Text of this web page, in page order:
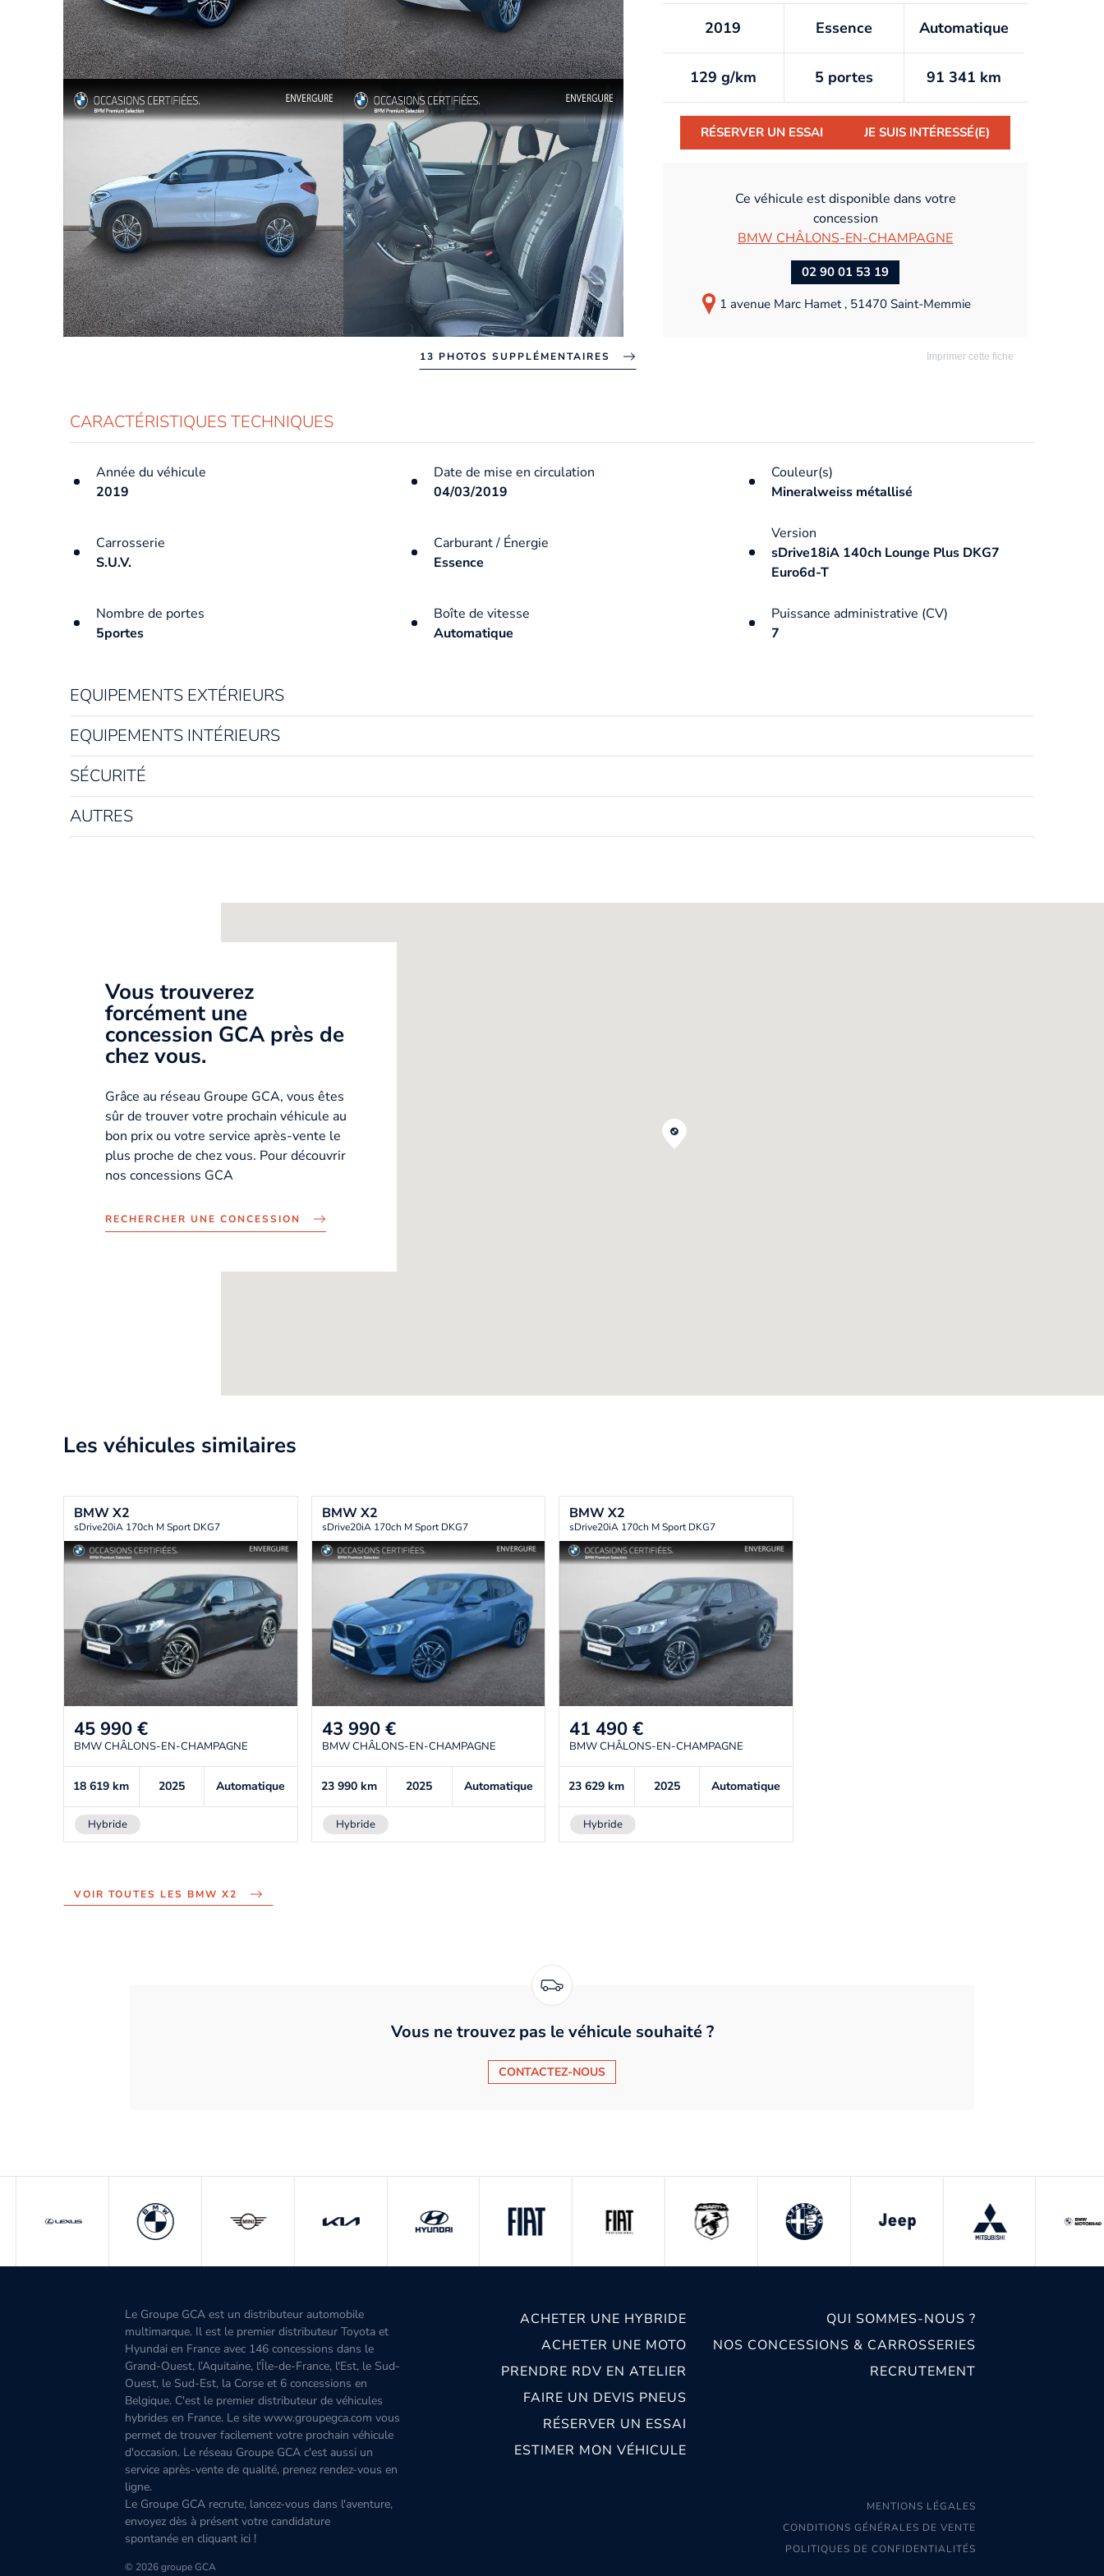
13 PHOTOS SUPPLÉMENTAIRES
2019 Essence Automatique
129 g/km 5 portes 91 341 km
RÉSERVER UN ESSAI JE SUIS INTÉRESSÉ(E)
Ce véhicule est disponible dans votre
concession
BMW CHÂLONS-EN-CHAMPAGNE
02 90 01 53 19
1 avenue Marc Hamet , 51470 Saint-Memmie
Imprimer cette fiche
CARACTÉRISTIQUES TECHNIQUES
Année du véhicule
2019
Date de mise en circulation
04/03/2019
Couleur(s)
Mineralweiss métallisé
Carrosserie
S.U.V.
Carburant / Énergie
Essence
Version
sDrive18iA 140ch Lounge Plus DKG7
Euro6d-T
Nombre de portes
5portes
Boîte de vitesse
Automatique
Puissance administrative (CV)
7
EQUIPEMENTS EXTÉRIEURS
EQUIPEMENTS INTÉRIEURS
SÉCURITÉ
AUTRES
Vous trouverez
forcément une
concession GCA près de
chez vous.
Grâce au réseau Groupe GCA, vous êtes
sûr de trouver votre prochain véhicule au
bon prix ou votre service après-vente le
plus proche de chez vous. Pour découvrir
nos concessions GCA
RECHERCHER UNE CONCESSION
Les véhicules similaires
BMWX2
sDrive20iA 170ch M Sport DKG7
45 990 €
BMW CHÂLONS-EN-CHAMPAGNE
18 619km 2025 Automatique
Hybride
BMWX2
sDrive20iA 170ch M Sport DKG7
43 990 €
BMW CHÂLONS-EN-CHAMPAGNE
23 990 km 2025 Automatique
Hybride
BMWX2
sDrive20iA 170ch M Sport DKG7
41 490 €
BMW CHÂLONS-EN-CHAMPAGNE
23 629km 2025 Automatique
Hybride
VOIR TOUTES LES BMW X2
Vous ne trouvez pas le véhicule souhaité ?
CONTACTEZ-NOUS
Le Groupe GCA est un distributeur automobile
multimarque. Il est le premier distributeur Toyota et
Hyundai en France avec 146 concessions dans le
Grand-Ouest, l’Aquitaine, l'Île-de-France, l'Est, le Sud-
Ouest, le Sud-Est, la Corse et 6 concessions en
Belgique. C'est le premier distributeur de véhicules
hybrides en France. Le site www.groupegca.com vous
permet de trouver facilement votre prochain véhicule
d'occasion. Le réseau Groupe GCA c'est aussi un
service après-vente de qualité, prenez rendez-vous en
ligne.
Le Groupe GCA recrute, lancez-vous dans l'aventure,
envoyez dès à présent votre candidature
spontanée en cliquant ici!
ACHETER UNE HYBRIDE
ACHETER UNE MOTO
PRENDRE RDV EN ATELIER
FAIRE UN DEVIS PNEUS
RÉSERVER UN ESSAI
ESTIMER MON VÉHICULE
QUI SOMMES-NOUS ?
NOS CONCESSIONS & CARROSSERIES
RECRUTEMENT
MENTIONS LÉGALES
CONDITIONS GÉNÉRALES DE VENTE
POLITIQUES DE CONFIDENTIALITÉS
© 2026 groupe GCA